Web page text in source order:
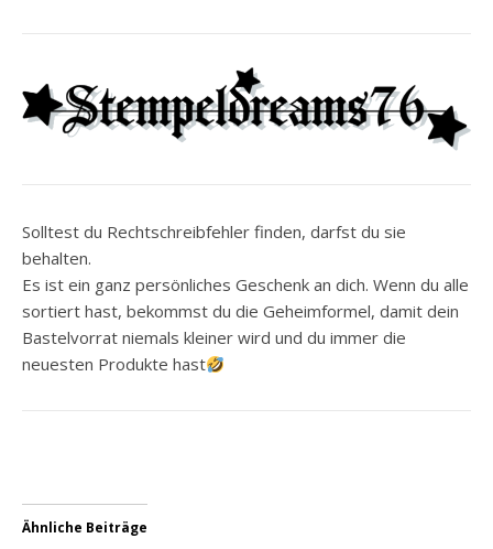
Solltest du Rechtschreibfehler finden, darfst du sie
behalten.
Es ist ein ganz persönliches Geschenk an dich. Wenn du alle
sortiert hast, bekommst du die Geheimformel, damit dein
Bastelvorrat niemals kleiner wird und du immer die
neuesten Produkte hast
Ähnliche Beiträge